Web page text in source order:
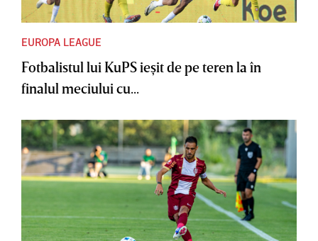
EUROPA LEAGUE
Fotbalistul lui KuPS ieşit de pe teren la în
finalul meciului cu...